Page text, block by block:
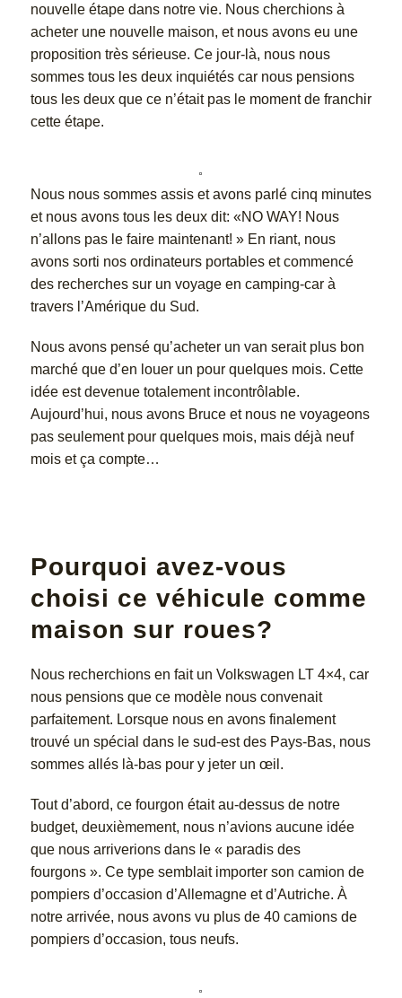
nouvelle étape dans notre vie. Nous cherchions à
acheter une nouvelle maison, et nous avons eu une
proposition très sérieuse. Ce jour-là, nous nous
sommes tous les deux inquiétés car nous pensions
tous les deux que ce n’était pas le moment de franchir
cette étape.
Nous nous sommes assis et avons parlé cinq minutes
et nous avons tous les deux dit: «NO WAY! Nous
n’allons pas le faire maintenant! » En riant, nous
avons sorti nos ordinateurs portables et commencé
des recherches sur un voyage en camping-car à
travers l’Amérique du Sud.
Nous avons pensé qu’acheter un van serait plus bon
marché que d’en louer un pour quelques mois. Cette
idée est devenue totalement incontrôlable.
Aujourd’hui, nous avons Bruce et nous ne voyageons
pas seulement pour quelques mois, mais déjà neuf
mois et ça compte…
Pourquoi avez-vous
choisi ce véhicule comme
maison sur roues?
Nous recherchions en fait un Volkswagen LT 4×4, car
nous pensions que ce modèle nous convenait
parfaitement. Lorsque nous en avons finalement
trouvé un spécial dans le sud-est des Pays-Bas, nous
sommes allés là-bas pour y jeter un œil.
Tout d’abord, ce fourgon était au-dessus de notre
budget, deuxièmement, nous n’avions aucune idée
que nous arriverions dans le « paradis des
fourgons ». Ce type semblait importer son camion de
pompiers d’occasion d’Allemagne et d’Autriche. À
notre arrivée, nous avons vu plus de 40 camions de
pompiers d’occasion, tous neufs.